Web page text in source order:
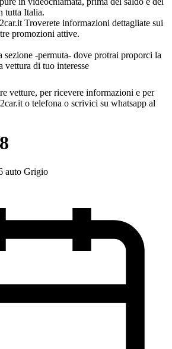
tutta Italia.
Troverete informazioni dettagliate sui
promozioni attive.
sezione -permuta- dove protrai proporci la
vettura di tuo interesse
vetture, per ricevere informazioni e per
o telefona o scrivici su whatsapp al
auto Grigio